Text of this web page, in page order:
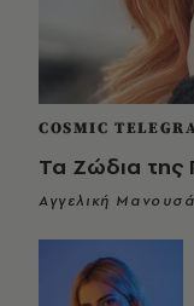
COSMIC
Τα Ζώδια της
Αγγελική